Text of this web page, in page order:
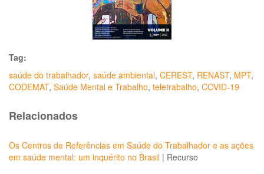
Tag:
saúde do trabalhador, saúde ambiental, CEREST, RENAST, MPT,
CODEMAT, Saúde Mental e Trabalho, teletrabalho, COVID-19
Relacionados
Os Centros de Referências em Saúde do Trabalhador e as ações
em saúde mental: um inquérito no Brasil | Recurso